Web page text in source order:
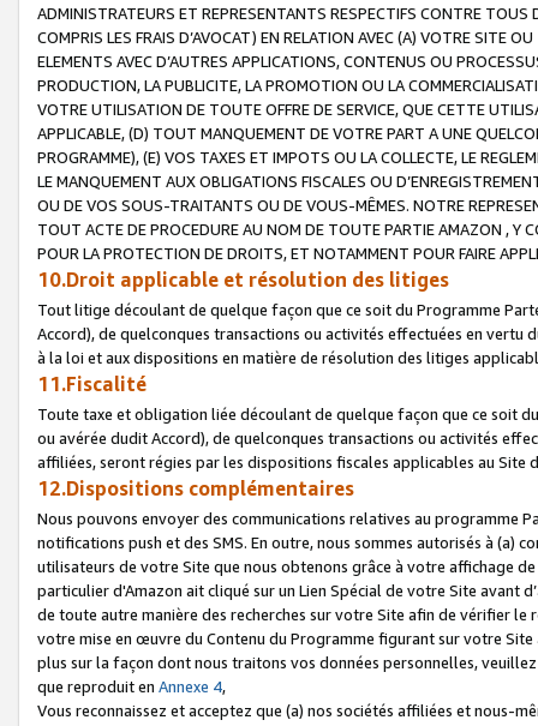
ADMINISTRATEURS ET REPRESENTANTS RESPECTIFS CONTRE
COMPRIS LES FRAIS D’AVOCAT) EN RELATION AVEC (A) VOTRE SITE
ELEMENTS AVEC D’AUTRES APPLICATIONS, CONTENUS OU
PRODUCTION, LA PUBLICITE, LA PROMOTION OU LA
VOTRE UTILISATION DE TOUTE OFFRE DE SERVICE, QUE CETTE
APPLICABLE, (D) TOUT MANQUEMENT DE VOTRE PART A UNE
PROGRAMME), (E) VOS TAXES ET IMPOTS OU LA COLLECTE, LE
LE MANQUEMENT AUX OBLIGATIONS FISCALES OU
OU DE VOS SOUS-TRAITANTS OU DE VOUS-MÊMES. NOTRE
TOUT ACTE DE PROCEDURE AU NOM DE TOUTE PARTIE AMAZON , Y
POUR LA PROTECTION DE DROITS, ET NOTAMMENT POUR FAIRE
10.Droit applicable et résolution des litiges
Tout litige découlant de quelque façon que ce soit du Programme
Accord), de quelconques transactions ou activités effectuées en vertu
à la loi et aux dispositions en matière de résolution des litiges
11.Fiscalité
Toute taxe et obligation liée découlant de quelque façon que ce soit
ou avérée dudit Accord), de quelconques transactions ou activités
affiliées, seront régies par les dispositions fiscales applicables au Site
12.Dispositions complémentaires
Nous pouvons envoyer des communications relatives au programme
notifications push et des SMS. En outre, nous sommes autorisés à
utilisateurs de votre Site que nous obtenons grâce à votre affichage
particulier d'Amazon ait cliqué sur un Lien Spécial de votre Site avant
de toute autre manière des recherches sur votre Site afin de vérifier
votre mise en œuvre du Contenu du Programme figurant sur votre
plus sur la façon dont nous traitons vos données personnelles,
que reproduit en Annexe 4,
Vous reconnaissez et acceptez que (a) nos sociétés affiliées et nous-